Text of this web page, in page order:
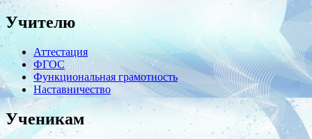
Учителю
Аттестация
ФГОС
Функциональная грамотность
Наставничество
Ученикам